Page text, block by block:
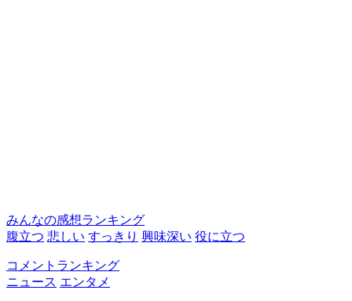
みんなの感想ランキング
腹立つ 悲しい すっきり 興味深い 役に立つ
コメントランキング
ニュース エンタメ